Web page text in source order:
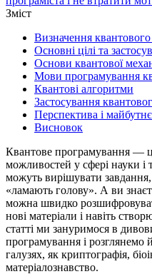
Зміст
Визначення
Основні цілі та
Основи квантової
Мови програмування
Квантові алгоритми
Застосування
Перспектива і
Висновок
Квантове програмування —
можливостей у сфері науки і
можуть вирішувати
«ламають голову». А ви
можна швидко
нові матеріали і навіть
статті ми зануримося в
програмування і розглянемо
галузях, як криптографія,
матеріалознавство.